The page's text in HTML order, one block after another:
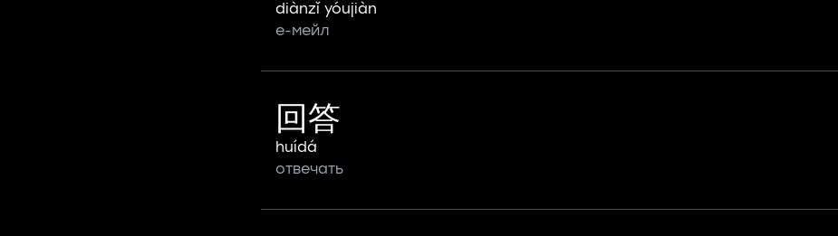
diànzǐ yóujiàn
е-мейл
回答
huídá
отвечать